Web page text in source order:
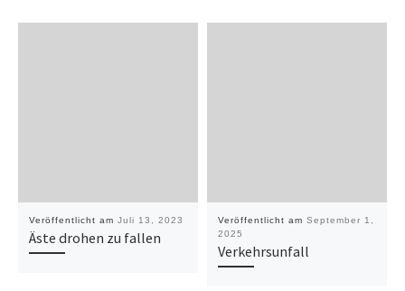
Veröffentlicht am Juli 13, 2023
Äste drohen zu fallen
Veröffentlicht am September 1,
2025
Verkehrsunfall